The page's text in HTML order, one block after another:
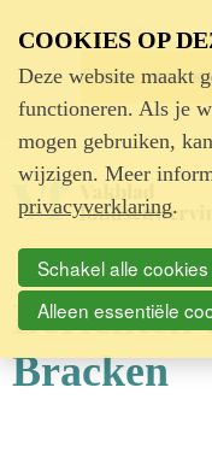
Advertentie
Berichten
Bracken
COOKIES OP
Deze website maakt
functioneren. Als je
mogen gebruiken,
wijzigen. Meer
privacyverklaring.
Schakel alle cookies
Alleen essentiële